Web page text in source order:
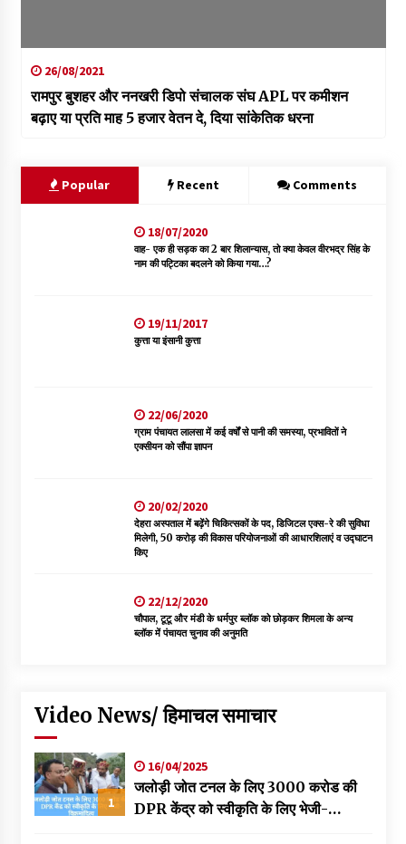
26/08/2021
रामपुर बुशहर और ननखरी डिपो संचालक संघ APL पर कमीशन
बढ़ाए या प्रति माह 5 हजार वेतन दे, दिया सांकेतिक धरना
Popular Recent Comments
18/07/2020
वाह- एक ही सड़क का 2 बार शिलान्यास, तो क्या केवल वीरभद्र सिंह के
नाम की पट्टिका बदलने को किया गया…?
19/11/2017
कुत्ता या इंसानी कुत्ता
22/06/2020
ग्राम पंचायत लालसा में कई वर्षों से पानी की समस्या, प्रभावितों ने
एक्सीयन को सौंपा ज्ञापन
20/02/2020
देहरा अस्पताल में बढ़ेंगे चिकित्सकों के पद, डिजिटल एक्स-रे की सुविधा
मिलेगी, 50 करोड़ की विकास परियोजनाओं की आधारशिलाएं व उद्घाटन
किए
22/12/2020
चौपाल, टूटू और मंडी के धर्मपुर ब्लॉक को छोड़कर शिमला के अन्य
ब्लॉक में पंचायत चुनाव की अनुमति
Video News/ हिमाचल समाचार
1
16/04/2025
जलोड़ी जोत टनल के लिए 3000 करोड की
DPR केंद्र को स्वीकृति के लिए भेजी-